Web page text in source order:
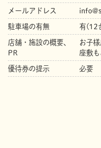
メールアドレス
駐車場の有無 有(12
店舗・施設の概要、
PR
お子
座敷も
優待券の提示 必要